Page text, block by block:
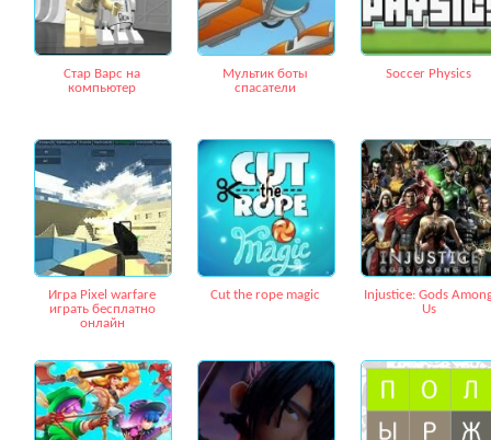
Стар Варс на
компьютер
Мультик боты
спасатели
Soccer Physics
Игра Pixel warfare
играть бесплатно
онлайн
Cut the rope magic
Injustice: Gods
Us